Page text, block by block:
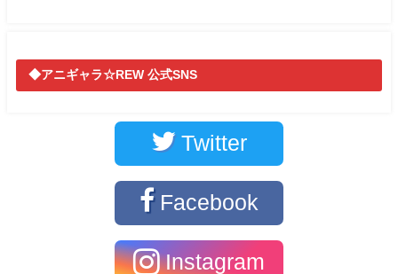
◆アニギャラ☆REW 公式SNS
Twitter
Facebook
Instagram